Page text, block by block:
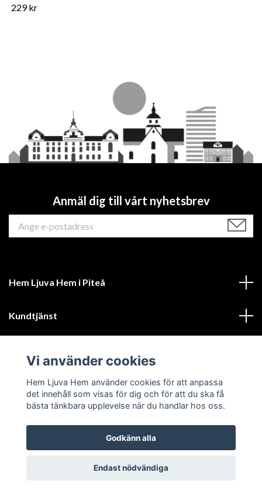
229 kr
Anmäl dig till vårt nyhetsbrev
Hem Ljuva Hem i Piteå
Kundtjänst
Sociala medier
© 2026 Hem Ljuva Hem
Vi använder cookies
Hem Ljuva Hem använder cookies för att anpassa
det innehåll som visas för dig och för att du ska få
bästa tänkbara upplevelse när du handlar hos oss.
Godkänn alla
Endast nödvändiga